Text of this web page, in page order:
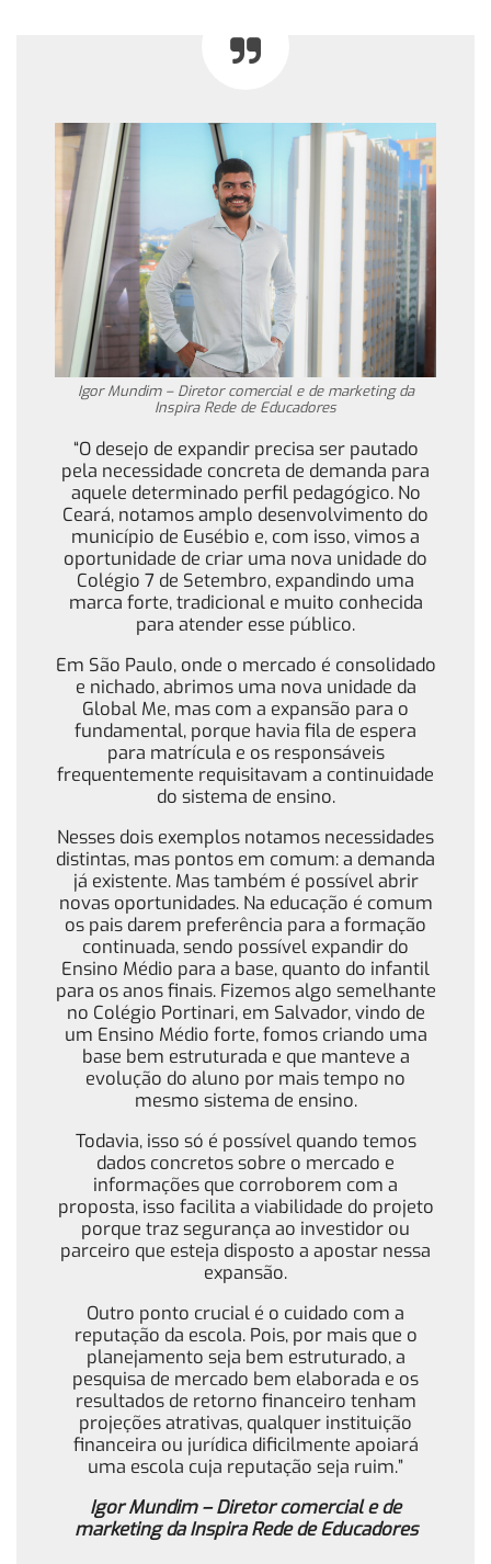
Igor Mundim – Diretor comercial e de marketing da
Inspira Rede de Educadores
“O desejo de expandir precisa ser pautado
pela necessidade concreta de demanda para
aquele determinado perfil pedagógico. No
Ceará, notamos amplo desenvolvimento do
município de Eusébio e, com isso, vimos a
oportunidade de criar uma nova unidade do
Colégio 7 de Setembro, expandindo uma
marca forte, tradicional e muito conhecida
para atender esse público.
Em São Paulo, onde o mercado é consolidado
e nichado, abrimos uma nova unidade da
Global Me, mas com a expansão para o
fundamental, porque havia fila de espera
para matrícula e os responsáveis
frequentemente requisitavam a continuidade
do sistema de ensino.
Nesses dois exemplos notamos necessidades
distintas, mas pontos em comum: a demanda
já existente. Mas também é possível abrir
novas oportunidades. Na educação é comum
os pais darem preferência para a formação
continuada, sendo possível expandir do
Ensino Médio para a base, quanto do infantil
para os anos finais. Fizemos algo semelhante
no Colégio Portinari, em Salvador, vindo de
um Ensino Médio forte, fomos criando uma
base bem estruturada e que manteve a
evolução do aluno por mais tempo no
mesmo sistema de ensino.
Todavia, isso só é possível quando temos
dados concretos sobre o mercado e
informações que corroborem com a
proposta, isso facilita a viabilidade do projeto
porque traz segurança ao investidor ou
parceiro que esteja disposto a apostar nessa
expansão.
Outro ponto crucial é o cuidado com a
reputação da escola. Pois, por mais que o
planejamento seja bem estruturado, a
pesquisa de mercado bem elaborada e os
resultados de retorno financeiro tenham
projeções atrativas, qualquer instituição
financeira ou jurídica dificilmente apoiará
uma escola cuja reputação seja ruim.”
Igor Mundim – Diretor comercial e de
marketing da Inspira Rede de Educadores